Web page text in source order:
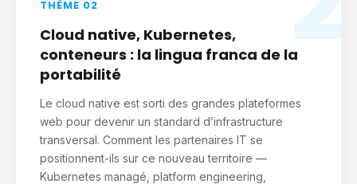
THÈME 02
Cloud native, Kubernetes,
conteneurs : la lingua franca de la
portabilité
Le cloud native est sorti des grandes plateformes
web pour devenir un standard d’infrastructure
transversal. Comment les partenaires IT se
positionnent-ils sur ce nouveau territoire —
Kubernetes managé, platform engineering,